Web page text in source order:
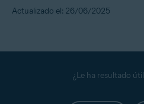
Actualizado el: 26/06/2025
¿Le ha resultado